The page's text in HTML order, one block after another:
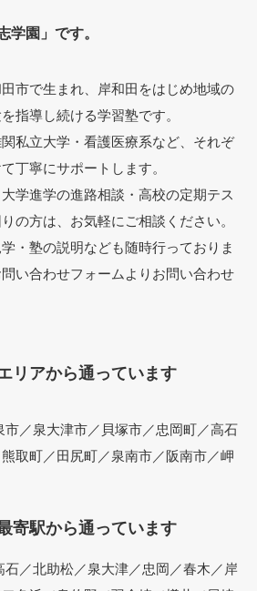
学園」です。
市で生まれ、岸和田をはじめ地域の
指導し続ける学習塾です。
私立大学・看護医療系など、それぞ
丁寧にサポートします。
学進学の進路相談・高校の定期テス
の方は、お気軽にご相談ください。
・塾の説明なども随時行っておりま
い合わせフォームよりお問い合わせ
リアから通っています
／泉大津市／貝塚市／忠岡町／高石
取町／田尻町／泉南市／阪南市／岬
寄駅から通っています
／北助松／泉大津／忠岡／春木／岸